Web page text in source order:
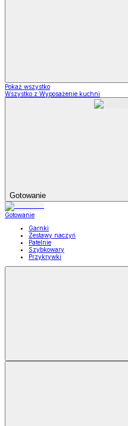
Pokaż wszystko
Wszystko z Wyposażenie kuchni
Gotowanie
Gotowanie
Garnki
Zestawy naczyń
Patelnie
Szybkowary
Przykrywki